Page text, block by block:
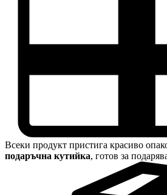
Всеки продукт пристига красиво
подаръчна кутийка, готов за